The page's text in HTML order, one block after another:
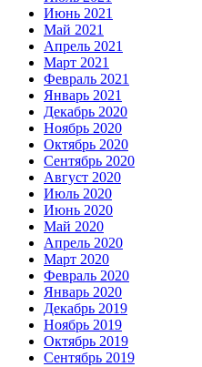
Июнь 2021
Май 2021
Апрель 2021
Март 2021
Февраль 2021
Январь 2021
Декабрь 2020
Ноябрь 2020
Октябрь 2020
Сентябрь 2020
Август 2020
Июль 2020
Июнь 2020
Май 2020
Апрель 2020
Март 2020
Февраль 2020
Январь 2020
Декабрь 2019
Ноябрь 2019
Октябрь 2019
Сентябрь 2019